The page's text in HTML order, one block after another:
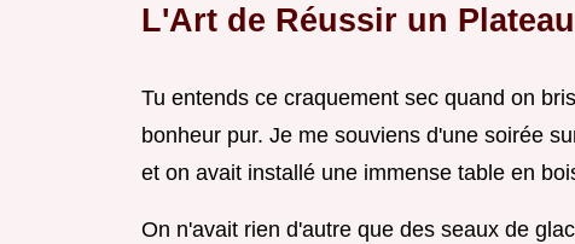
L'Art de Réussir un
Tu entends ce craquement sec quand on
bonheur pur. Je me souviens d'une soirée
et on avait installé une immense table en
On n'avait rien d'autre que des seaux de